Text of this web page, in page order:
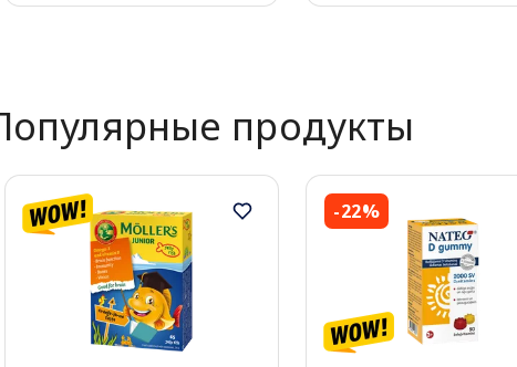
продукты
-22%